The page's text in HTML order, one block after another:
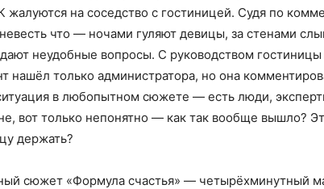
жалуются на соседство с гостиницей. Судя по
что — ночами гуляют девицы, за стенами
неудобные вопросы. С руководством
нашёл только администратора, но она
в любопытном сюжете — есть люди,
вот только непонятно — как так вообще вышло?
держать?
сюжет «Формула счастья» — четырёхминутный